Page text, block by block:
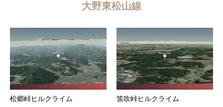
大野東松山線
松郷峠ヒルクライム 笛吹峠ヒルクライム